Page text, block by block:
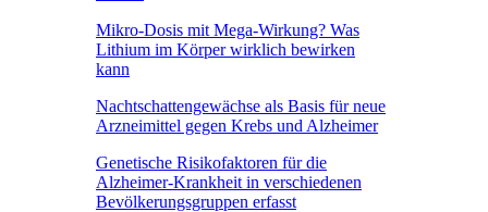
Mikro-Dosis mit Mega-Wirkung? Was
Lithium im Körper wirklich bewirken
kann
Nachtschattengewächse als Basis für neue
Arzneimittel gegen Krebs und Alzheimer
Genetische Risikofaktoren für die
Alzheimer-Krankheit in verschiedenen
Bevölkerungsgruppen erfasst